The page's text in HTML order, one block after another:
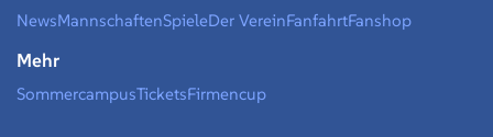
NewsMannschaftenSpieleDer VereinFanfahrtFanshop
Mehr
SommercampusTicketsFirmencup